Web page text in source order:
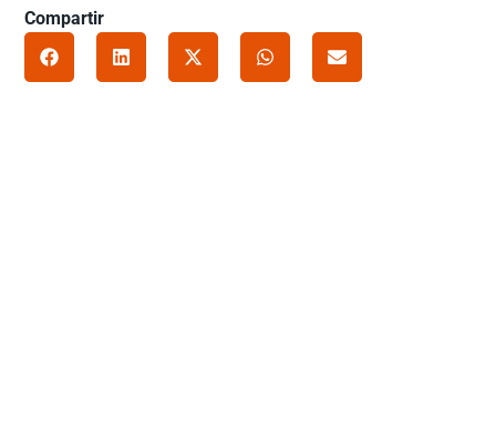
Compartir